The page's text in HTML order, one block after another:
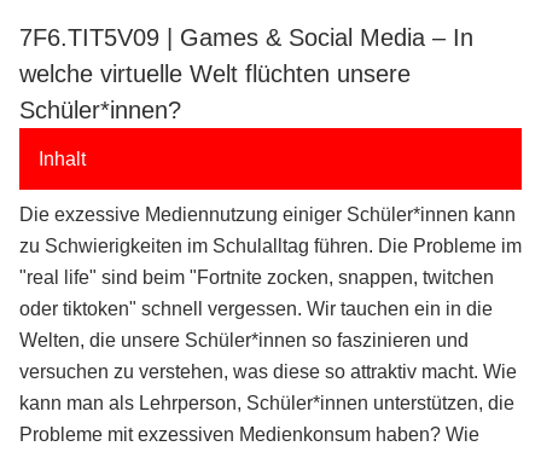
7F6.TIT5V09 | Games & Social Media – In
welche virtuelle Welt flüchten unsere
Schüler*innen?
Inhalt
Die exzessive Mediennutzung einiger Schüler*innen kann
zu Schwierigkeiten im Schulalltag führen. Die Probleme im
"real life" sind beim "Fortnite zocken, snappen, twitchen
oder tiktoken" schnell vergessen. Wir tauchen ein in die
Welten, die unsere Schüler*innen so faszinieren und
versuchen zu verstehen, was diese so attraktiv macht. Wie
kann man als Lehrperson, Schüler*innen unterstützen, die
Probleme mit exzessiven Medienkonsum haben? Wie